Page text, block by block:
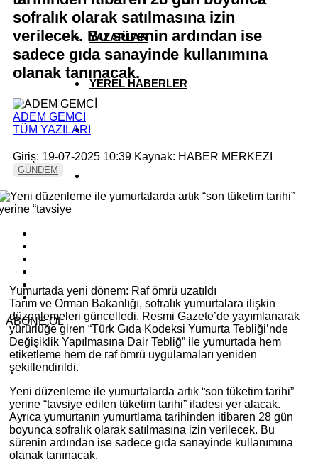
YAZARLAR
YEREL HABERLER
sofralık olarak satılmasına izin
verilecek. Bu sürenin ardından ise
sadece gıda sanayinde kullanımına
olanak tanınacak.
ADEM GEMCİ
TÜM YAZILARI
Giriş: 19-07-2025 10:39 Kaynak: HABER MERKEZI
GÜNDEM
ABONE OL
Yumurtada yeni dönem: Raf ömrü uzatıldı
Tarım ve Orman Bakanlığı, sofralık yumurtalara ilişkin
düzenlemeleri güncelledi. Resmi Gazete’de yayımlanarak
yürürlüğe giren “Türk Gıda Kodeksi Yumurta Tebliği’nde
Değişiklik Yapılmasına Dair Tebliğ” ile yumurtada hem
etiketleme hem de raf ömrü uygulamaları yeniden
şekillendirildi.
Yeni düzenleme ile yumurtalarda artık “son tüketim tarihi”
yerine “tavsiye edilen tüketim tarihi” ifadesi yer alacak.
Ayrıca yumurtanın yumurtlama tarihinden itibaren 28 gün
boyunca sofralık olarak satılmasına izin verilecek. Bu
sürenin ardından ise sadece gıda sanayinde kullanımına
olanak tanınacak.